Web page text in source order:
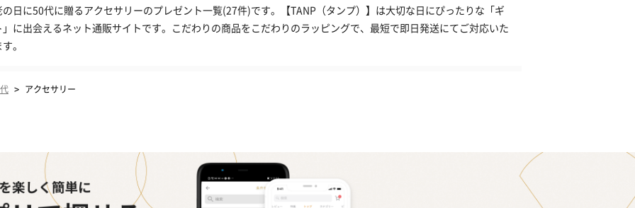
の日に50代に贈るアクセサリーのプレゼント一覧(27件)です。【TANP（タンプ）】は大切な日にぴったりな「ギ
」に出会えるネット通販サイトです。こだわりの商品をこだわりのラッピングで、最短で即日発送にてご対応いた
。
> アクセサリー